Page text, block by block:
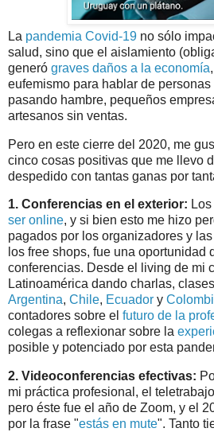
La pandemia Covid-19 no sólo
salud, sino que el aislamiento
generó graves daños a la economía
eufemismo para hablar de
pasando hambre, pequeños
artesanos sin ventas.
Pero en este cierre del 2020, me
cinco cosas positivas que me llevo
despedido con tantas ganas por
1. Conferencias en el exterior: Los
ser online, y si bien esto me hizo
pagados por los organizadores y
los free shops, fue una oportunidad
conferencias. Desde el living de mi
Latinoamérica dando charlas,
Argentina, Chile, Ecuador y
contadores sobre el futuro de la
colegas a reflexionar sobre la
posible y potenciado por esta
2. Videoconferencias efectivas:
mi práctica profesional, el
pero éste fue el año de Zoom, y el
por la frase "estás en mute". Tanto